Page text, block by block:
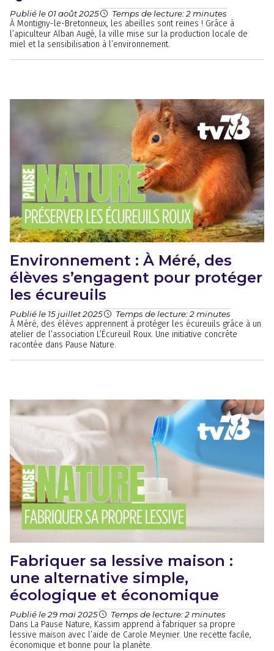
Publié le 01 août 2025 Temps de lecture: 2 minutes
À Montigny-le-Bretonneux, les abeilles sont reines ! Grâce à
l’apiculteur Alban Augé, la ville mise sur la production locale de
miel et la sensibilisation à l’environnement.
Environnement : À Méré, des
élèves s’engagent pour protéger
les écureuils
Publié le 15 juillet 2025 Temps de lecture: 2 minutes
À Méré, des élèves apprennent à protéger les écureuils grâce à un
atelier de l’association L’Écureuil Roux. Une initiative concrète
racontée dans Pause Nature.
Fabriquer sa lessive maison :
une alternative simple,
écologique et économique
Publié le 29 mai 2025 Temps de lecture: 2 minutes
Dans La Pause Nature, Kassim apprend à fabriquer sa propre
lessive maison avec l’aide de Carole Meynier. Une recette facile,
économique et bonne pour la planète.